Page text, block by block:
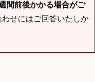
間前後かかる場合がご
せにはご回答いたしか